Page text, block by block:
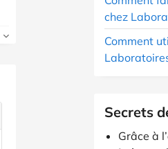
chez
Comment
Secrets
Grâce à l’